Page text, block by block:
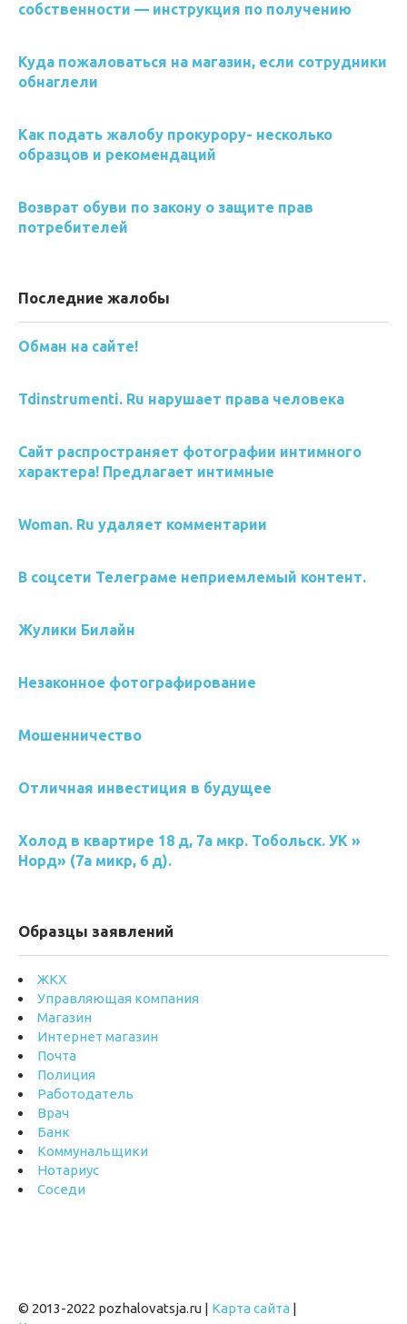
собственности — инструкция по получению
Куда пожаловаться на магазин, если сотрудники
обнаглели
Как подать жалобу прокурору- несколько
образцов и рекомендаций
Возврат обуви по закону о защите прав
потребителей
Последние жалобы
Обман на сайте!
Tdinstrumenti. Ru нарушает права человека
Сайт распространяет фотографии интимного
характера! Предлагает интимные
Woman. Ru удаляет комментарии
В соцсети Телеграме неприемлемый контент.
Жулики Билайн
Незаконное фотографирование
Мошенничество
Отличная инвестиция в будущее
Холод в квартире 18 д, 7а мкр. Тобольск. УК »
Норд» (7а микр, 6 д).
Образцы заявлений
ЖКХ
Управляющая компания
Магазин
Интернет магазин
Почта
Полиция
Работодатель
Врач
Банк
Коммунальщики
Нотариус
Соседи
© 2013-2022 pozhalovatsja.ru | Карта сайта |